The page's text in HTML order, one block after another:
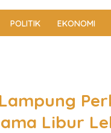
POLITIK EKONOMI
Libur